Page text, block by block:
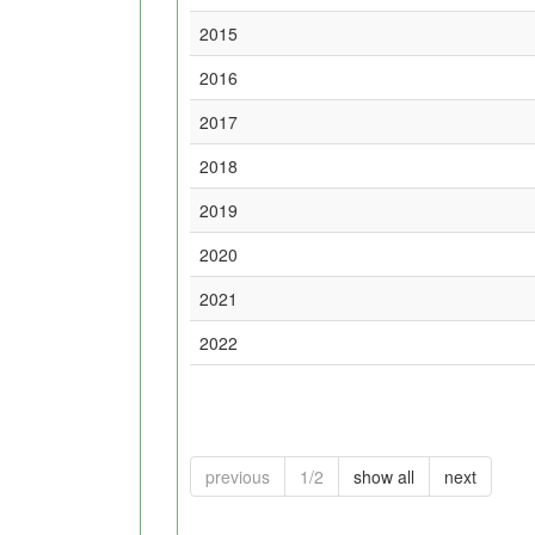
2015
2016
2017
2018
2019
2020
2021
2022
previous 1/2 show all next